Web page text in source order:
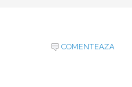
COMENTEAZA